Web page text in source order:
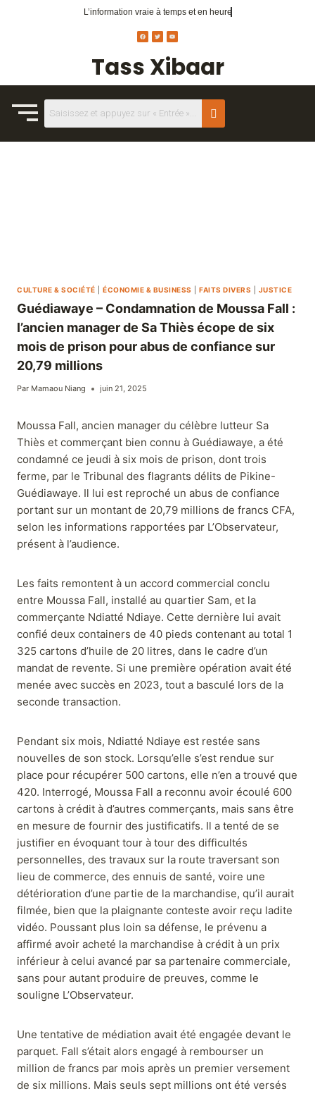
Tass Xibaar
L’information vraieà temps et en heure
CULTURE & SOCIÉTÉ ÉCONOMIE & BUSINESS FAITS DIVERS JUSTICE
Guédiawaye – Condamnation de Moussa Fall :
l’ancien manager de Sa Thiès écope de six
mois de prison pour abus de confiance sur
20,79 millions
Par Mamaou Niang juin 21, 2025
Moussa Fall, ancien manager du célèbre lutteur Sa
Thiès et commerçant bien connu à Guédiawaye, a été
condamné ce jeudi à six mois de prison, dont trois
ferme, par le Tribunal des flagrants délits de Pikine-
Guédiawaye. Il lui est reproché un abus de confiance
portant sur un montant de 20,79 millions de francs CFA,
selon les informations rapportées par L’Observateur,
présent à l’audience.
Les faits remontent à un accord commercial conclu
entre Moussa Fall, installé au quartier Sam, et la
commerçante Ndiatté Ndiaye. Cette dernière lui avait
confié deux containers de 40 pieds contenant au total 1
325 cartons d’huile de 20 litres, dans le cadre d’un
mandat de revente. Si une première opération avait été
menée avec succès en 2023, tout a basculé lors de la
seconde transaction.
Pendant six mois, Ndiatté Ndiaye est restée sans
nouvelles de son stock. Lorsqu’elle s’est rendue sur
place pour récupérer 500 cartons, elle n’en a trouvé que
420. Interrogé, Moussa Fall a reconnu avoir écoulé 600
cartons à crédit à d’autres commerçants, mais sans être
en mesure de fournir des justificatifs. Il a tenté de se
justifier en évoquant tour à tour des difficultés
personnelles, des travaux sur la route traversant son
lieu de commerce, des ennuis de santé, voire une
détérioration d’une partie de la marchandise, qu’il aurait
filmée, bien que la plaignante conteste avoir reçu ladite
vidéo. Poussant plus loin sa défense, le prévenu a
affirmé avoir acheté la marchandise à crédit à un prix
inférieur à celui avancé par sa partenaire commerciale,
sans pour autant produire de preuves, comme le
souligne L’Observateur.
Une tentative de médiation avait été engagée devant le
parquet. Fall s’était alors engagé à rembourser un
million de francs par mois après un premier versement
de six millions. Mais seuls sept millions ont été versés